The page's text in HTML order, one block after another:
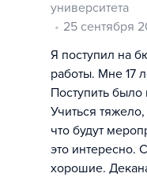
университета
25 сентября
Я поступил на
работы. Мне 17
Поступить
Учиться
что будут
это интересно.
хорошие.